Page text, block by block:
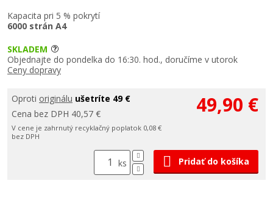
Kapacita pri 5 % pokrytí
6000 strán A4
SKLADEM
Objednajte do pondelka do 16:30. hod., doručíme v utorok
Ceny dopravy
Oproti originálu ušetríte 49 €
Cena bez DPH 40,57 €
V cene je zahrnutý recyklačný poplatok 0,08 €
bez DPH
49,90 €
ks Pridať do košíka